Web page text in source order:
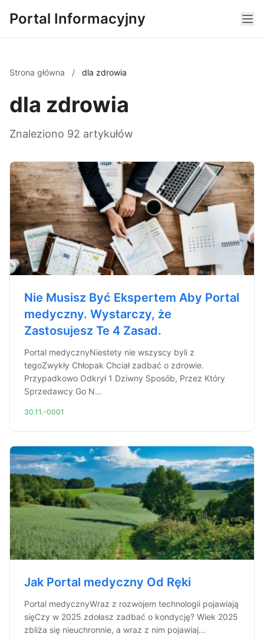
Portal Informacyjny
Strona główna / dla zdrowia
dla zdrowia
Znaleziono 92 artykułów
Nie Musisz Być Ekspertem Aby Portal
medyczny. Wystarczy, że
Zastosujesz Te 4 Zasad.
Portal medycznyNiestety nie wszyscy byli z
tegoZwykły Chłopak Chciał zadbać o zdrowie.
Przypadkowo Odkrył 1 Dziwny Sposób, Przez Który
Sprzedawcy Go N...
30.11.-0001
Jak Portal medyczny Od Ręki
Portal medycznyWraz z rozwojem technologii pojawiają
sięCzy w 2025 zdołasz zadbać o kondycję? Wiek 2025
zbliża się nieuchronnie, a wraz z nim pojawiaj...